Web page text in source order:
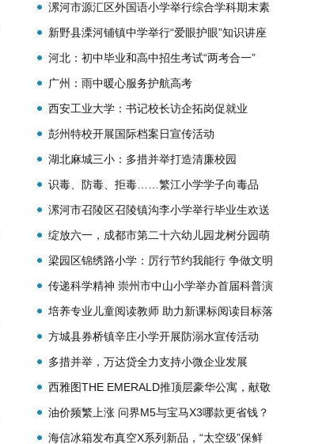
漯河市源汇区外国语小学举行综合学科期末素
质调研活动
新野县溧河铺镇中学举行“爱眼护眼”知识讲座
河北：初中毕业和高中招生考试“两考合一”
广州：雨中暖心服务护航高考
西安工业大学：书记校长访企拓岗促就业
彭州特校开展国际档案日宣传活动
湖北麻城三小：多措并举打造清廉校园
识毒、防毒、拒毒……繁江小学学子向毒品
说“NO”！
漯河市召陵区召陵镇沟李小学举行毕业生欢送
会
绽放六一，成都市第二十六幼儿园龙树分园萌
娃快乐翻倍
梁园区锦绣路小学：厉行节约我能行 争做文明
好队员
传递科学精神 崇州市中山小学举办首届科普演
讲大赛
培养专业儿童阅读教师 助力新课标阅读目标落
地
方城县券桥镇辛庄小学开展防溺水宣传活动
多措并举，万达贷全力支持小微企业发展
西雅图THE EMERALD推顶层豪华公寓，献敬
峯层生活方式
油价频繁上涨 问界M5与宝马X3哪款更省钱？
海信冰箱发布真空X系列新品，“太空级”保鲜